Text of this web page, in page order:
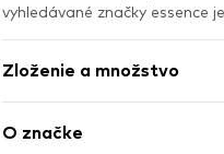
vyhledávané značky essence
Zloženie a množstvo
O značke